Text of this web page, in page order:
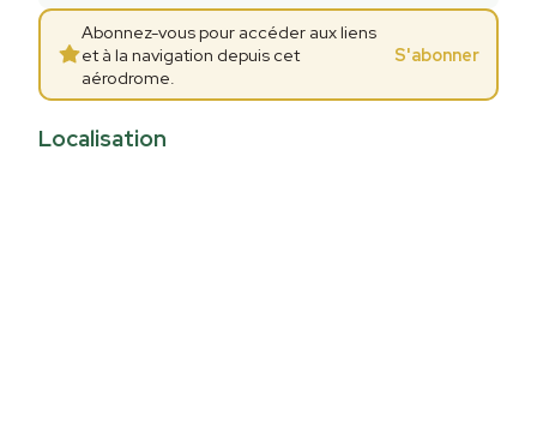
Abonnez-vous pour accéder aux liens
et à la navigation depuis cet
aérodrome.
S'abonner
Localisation